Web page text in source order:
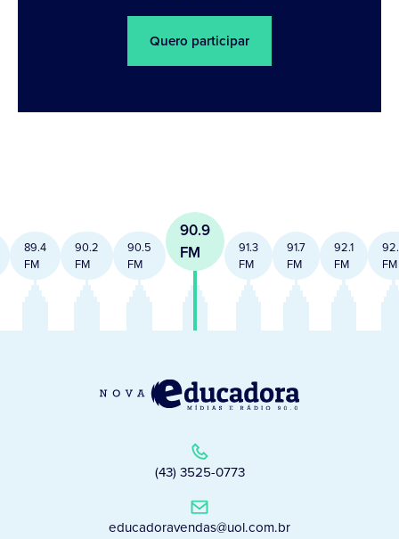
Quero participar
89.4
FM
90.2
FM
90.5
FM
90.9
FM
91.3
FM
91.7
FM
92.1
FM
FM
(43) 3525-0773
educadoravendas@uol.com.br